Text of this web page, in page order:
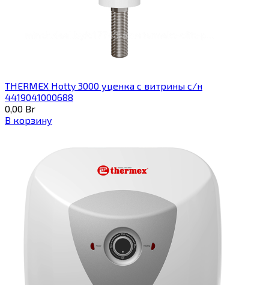
THERMEX Hotty 3000 уценка с витрины с/н
4419041000688
0,00 Br
В корзину